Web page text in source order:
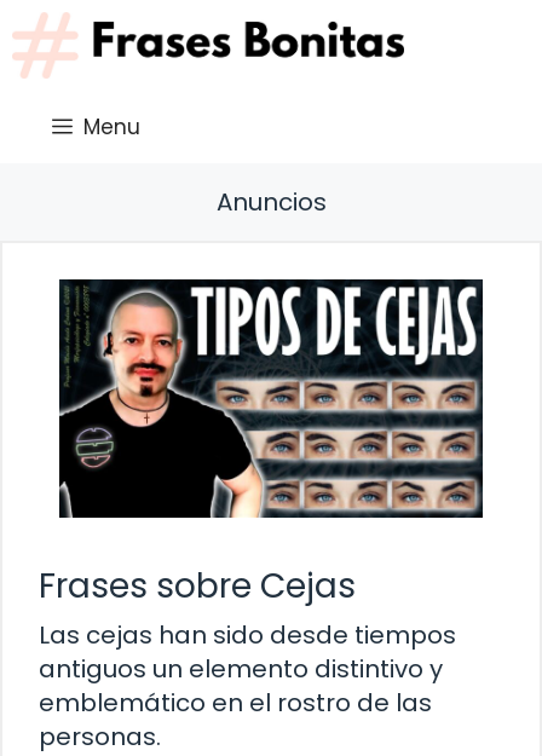
Saltar
al
contenido
Menu
Anuncios
Frases sobre Cejas
Las cejas han sido desde tiempos
antiguos un elemento distintivo y
emblemático en el rostro de las
personas.